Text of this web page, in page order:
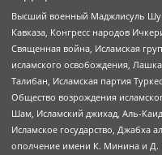
Высший военный Маджлисуль
Кавказа, Конгресс народов
Священная война, Исламская
исламского освобождения,
Талибан, Исламская партия
Общество возрождения
Шам, Исламский джихад, Аль-
Исламское государство,
ополчение имени К. Минина и Д.